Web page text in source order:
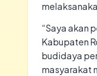
“Saya akan
Kabupaten
budidaya
masyarakat